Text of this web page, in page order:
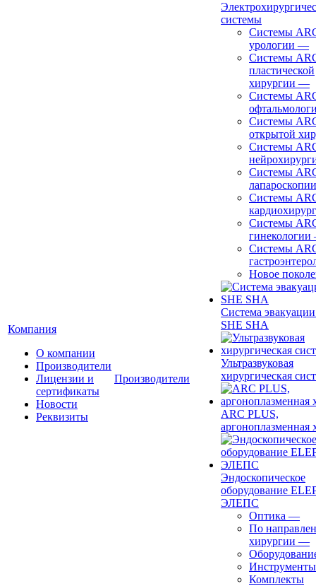
Компания
О компании
Производители
Лицензии и
сертификаты
Новости
Реквизиты
Производители
системы
Системы
урологии —
Системы
пластической
хирургии —
Системы
Системы
открытой
Системы
Системы
лапароскопии
Системы
Системы
гинекологии
Системы
Новое
Система
SHE SHA
Ультразвуковая
хирургическая
ARC PLUS,
аргоноплазменная
Эндоскопическое
оборудование
ЭЛЕПС
Оптика —
По
хирургии —
Инструменты
Комплекты